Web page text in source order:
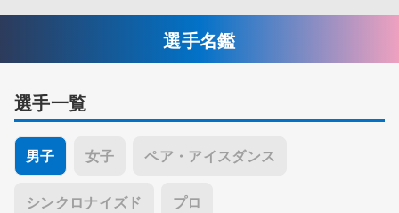
選手名鑑
選手一覧
男子 女子 ペア・アイスダンス
シンクロナイズド プロ